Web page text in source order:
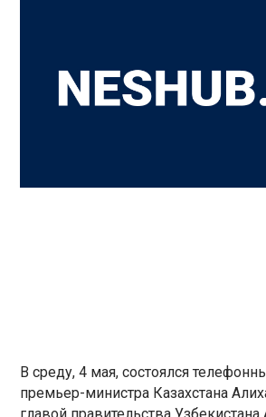
В среду, 4 мая, состоялся
премьер-министра Казахстана